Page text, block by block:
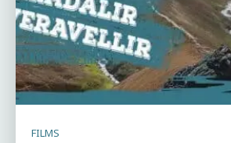
FILMS